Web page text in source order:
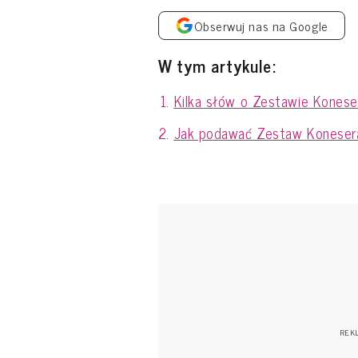
Obserwuj nas na Google
W tym artykule:
Kilka słów o Zestawie
Jak podawać Zestaw